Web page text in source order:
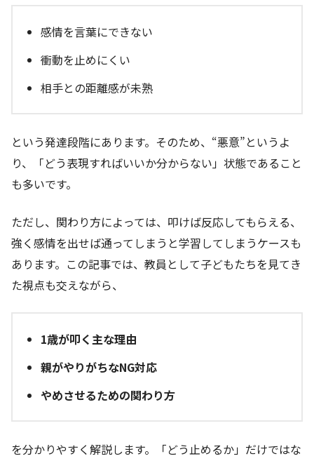
感情を言葉にできない
衝動を止めにくい
相手との距離感が未熟
という発達段階にあります。そのため、“悪意”というよ
り、「どう表現すればいいか分からない」状態であること
も多いです。
ただし、関わり方によっては、叩けば反応してもらえる、
強く感情を出せば通ってしまうと学習してしまうケースも
あります。この記事では、教員として子どもたちを見てき
た視点も交えながら、
1歳が叩く主な理由
親がやりがちなNG対応
やめさせるための関わり方
を分かりやすく解説します。「どう止めるか」だけではな